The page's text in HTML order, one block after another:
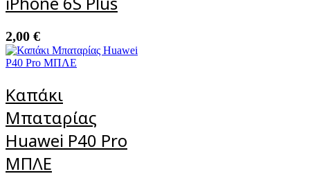
2,00 €
Καπάκι
Μπαταρίας
Huawei P40 Pro
ΜΠΛΕ